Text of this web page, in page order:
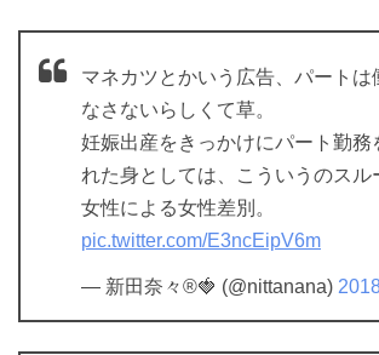
マネカツとかいう広告、パートは
なさないらしくて草。
妊娠出産をきっかけにパート勤務
れた身としては、こういうのスル
女性による女性差別。
pic.twitter.com/E3ncEipV6m
— 新田奈々®🍓 (@nittanana)